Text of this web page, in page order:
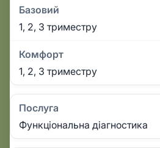
Базовий
1, 2, 3 триместру
Комфорт
1, 2, 3 триместру
Послуга
Функціональна діагностика